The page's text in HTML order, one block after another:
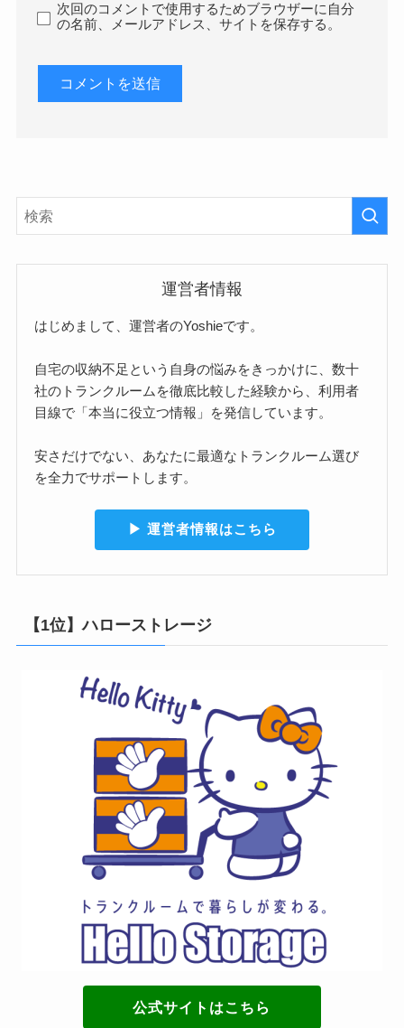
次回のコメントで使用するためブラウザーに自分
の名前、メールアドレス、サイトを保存する。
運営者情報
はじめまして、運営者のYoshieです。
自宅の収納不足という自身の悩みをきっかけに、数十
社のトランクルームを徹底比較した経験から、利用者
目線で「本当に役立つ情報」を発信しています。
安さだけでない、あなたに最適なトランクルーム選び
を全力でサポートします。
▶︎ 運営者情報はこちら
【1位】ハローストレージ
公式サイトはこちら